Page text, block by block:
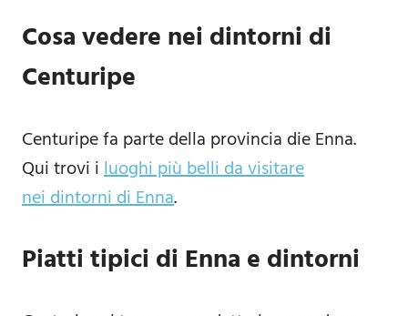
Cosa vedere nei dintorni di
Centuripe
Centuripe fa parte della provincia die Enna.
Qui trovi iluoghi più belli da visitare
nei dintorni di Enna.
Piatti tipici di Enna e dintorni